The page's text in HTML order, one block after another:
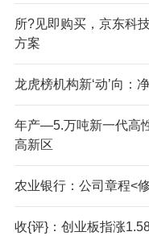
所?见即购买，京东科
方案
龙虎榜机构新‘动’向：
年产—5.万吨新一代高
高新区
农业银行：公司章程<
收{评}：创业板指涨